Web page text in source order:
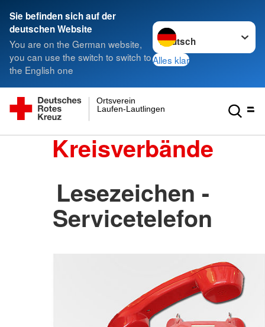
Sie befinden sich auf der
deutschen Website
You are on the German website,
you can use the switch to switch to
the English one
Sprache wechseln zu
Alles klar
Laufen-Lautlingen
Ortsverein
Kreisverbände
Lesezeichen -
Servicetelefon